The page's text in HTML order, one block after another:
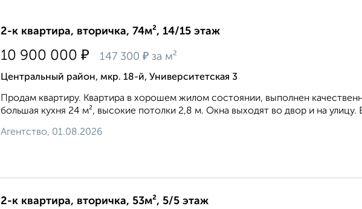
2-к квартира, вторичка, 74м², 14/15 этаж
10 900 000 ₽ 147 300 ₽ за м²
Центральный район, мкр. 18-й, Университетская 3
Продам квартиру. Квартира в хорошем жилом состоянии, выполнен
большая кухня 24 м², высокие потолки 2,8 м. Окна выходят во двор и на
Агентство, 01.08.2026
2-к квартира, вторичка, 53м², 5/5 этаж